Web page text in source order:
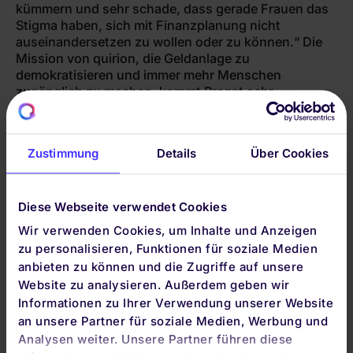
Zustimmung Details Über Cookies
Diese Webseite verwendet Cookies
Wir verwenden Cookies, um Inhalte und Anzeigen
zu personalisieren, Funktionen für soziale Medien
anbieten zu können und die Zugriffe auf unsere
Website zu analysieren. Außerdem geben wir
Informationen zu Ihrer Verwendung unserer Website
an unsere Partner für soziale Medien, Werbung und
Analysen weiter. Unsere Partner führen diese
kümmern und sehr schade, dass gerade Frauen das
Stigma haben, sich mit Finanzplanung nicht
auseinandersetzen zu wollen oder zu können.“ Die
Mission von quirion, die Geldanlage zu
demokratisieren und immer mehr Menschen
zugänglich zu machen, kommt Pragst sehr
entgegen. „Die Möglichkeiten der Digitalisierung
dafür zu nutzen, daran arbeite ich gerne mit.“
quirion funktioniert,erfahren Sie hier
Disclaimer/rechtliche Hinweise:
Der Beitrag ist mit größter Sorgfalt bearbeitet worden. Er
enthält jedoch lediglich unverbindliche Analysen und
Erläuterungen. Die Angaben beruhen auf Quellen, die wir für
zuverlässig halten, für deren Richtigkeit, Vollständigkeit und
Aktualität wir aber keine Gewähr übernehmen können. Die